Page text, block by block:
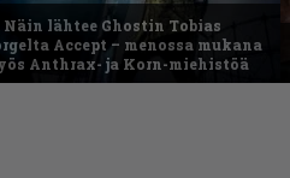
Näin lähtee Ghostin Tobias
Accept – menossa mukana
Anthrax- ja Korn-miehistöä